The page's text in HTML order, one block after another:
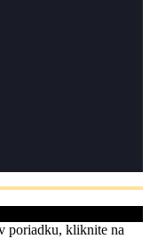
poriadku, kliknite na